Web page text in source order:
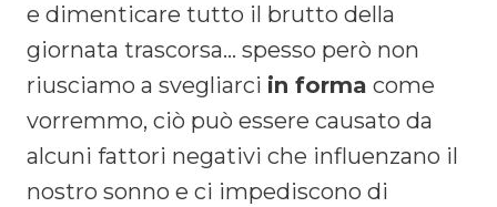
e dimenticare tutto il brutto della
giornata trascorsa… spesso però non
riusciamo a svegliarci in forma come
vorremmo, ciò può essere causato da
alcuni fattori negativi che influenzano il
nostro sonno e ci impediscono di